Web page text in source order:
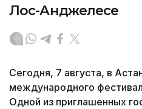
Лос-Анджелесе
Сегодня, 7 августа, в
международного
Одной из приглашенных